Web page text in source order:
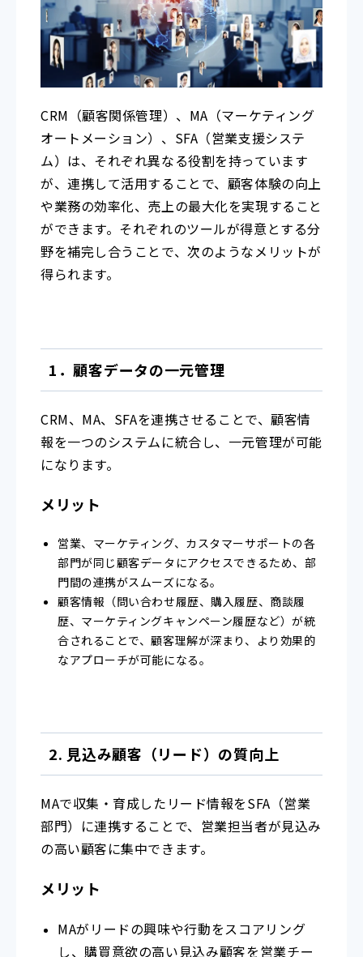
CRM（顧客関係管理）、MA（マーケティング
オートメーション）、SFA（営業支援システ
ム）は、それぞれ異なる役割を持っています
が、連携して活用することで、顧客体験の向上
や業務の効率化、売上の最大化を実現すること
ができます。それぞれのツールが得意とする分
野を補完し合うことで、次のようなメリットが
得られます。
1．顧客データの一元管理
CRM、MA、SFAを連携させることで、顧客情
報を一つのシステムに統合し、一元管理が可能
になります。
メリット
営業、マーケティング、カスタマーサポートの各
部門が同じ顧客データにアクセスできるため、部
門間の連携がスムーズになる。
顧客情報（問い合わせ履歴、購入履歴、商談履
歴、マーケティングキャンペーン履歴など）が統
合されることで、顧客理解が深まり、より効果的
なアプローチが可能になる。
2. 見込み顧客（リード）の質向上
MAで収集・育成したリード情報をSFA（営業
部門）に連携することで、営業担当者が見込み
の高い顧客に集中できます。
メリット
MAがリードの興味や行動をスコアリング
し、購買意欲の高い見込み顧客を営業チー